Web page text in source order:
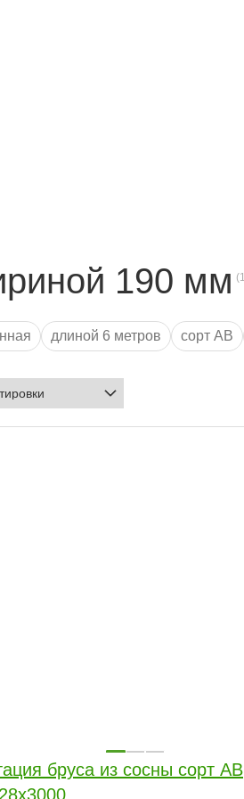
190 мм
длиной 6 метров сорт АВ
бруса из сосны сорт АВ